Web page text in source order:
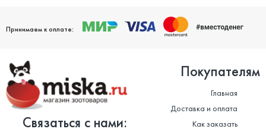
Принимаем к оплате:
Связаться с нами:
Покупателям
Главная
Доставка и оплата
Как заказать